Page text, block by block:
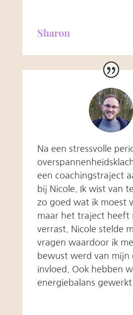
Sharon
Na een stressvolle
een coachingstraject
bij Nicole. Ik wist van
zo goed wat ik moest
maar het traject heeft
verrast. Nicole stelde
vragen waardoor ik
bewust werd van mijn
invloed. Ook hebben
energiebalans gewerkt.